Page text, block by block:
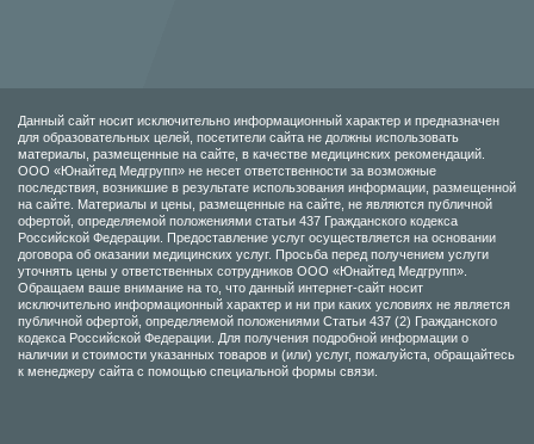
Данный сайт носит исключительно информационный характер и предназначен
для образовательных целей, посетители сайта не должны использовать
материалы, размещенные на сайте, в качестве медицинских рекомендаций.
ООО «Юнайтед Медгрупп» не несет ответственности за возможные
последствия, возникшие в результате использования информации, размещенной
на сайте. Материалы и цены, размещенные на сайте, не являются публичной
офертой, определяемой положениями статьи 437 Гражданского кодекса
Российской Федерации. Предоставление услуг осуществляется на основании
договора об оказании медицинских услуг. Просьба перед получением услуги
уточнять цены у ответственных сотрудников ООО «Юнайтед Медгрупп».
Обращаем ваше внимание на то, что данный интернет-сайт носит
исключительно информационный характер и ни при каких условиях не является
публичной офертой, определяемой положениями Статьи 437 (2) Гражданского
кодекса Российской Федерации. Для получения подробной информации о
наличии и стоимости указанных товаров и (или) услуг, пожалуйста, обращайтесь
к менеджеру сайта с помощью специальной формы связи.